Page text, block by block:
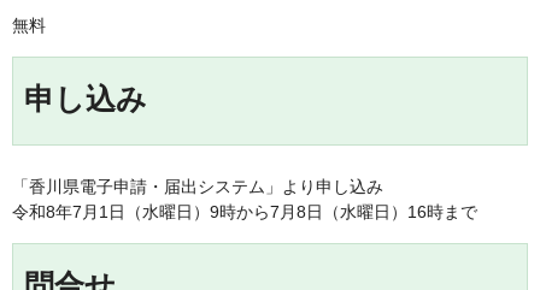
無料
申し込み
「香川県電子申請・届出システム」より申し込み
令和8年7月1日（水曜日）9時から7月8日（水曜日）16時まで